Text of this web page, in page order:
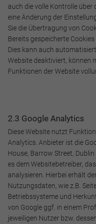
auch die volle Kontrolle über
eine Änderung der
Sie die Übertragung von
Bereits gespeicherte
Dies kann auch
Website deaktiviert, können
Funktionen der Website
2.3 Google Analytics
Diese Website nutzt
Analytics. Anbieter ist die
House, Barrow Street,
es dem Websitebetreiber,
analysieren. Hierbei erhält
Nutzungsdaten, wie z.B.
Betriebssysteme und
von Google ggf. in einem
jeweiligen Nutzer bzw.